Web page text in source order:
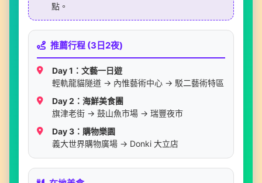
點。
推薦行程 (3日2夜)
Day 1：文藝一日遊
輕軌龍貓隧道 → 內惟藝術中心 → 駁二藝術特區
Day 2：海鮮美食團
旗津老街 → 鼓山魚市場 → 瑞豐夜市
Day 3：購物樂園
義大世界購物廣場 → Donki 大立店